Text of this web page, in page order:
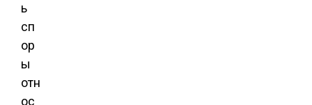
ь
сп
ор
ы
отн
ос